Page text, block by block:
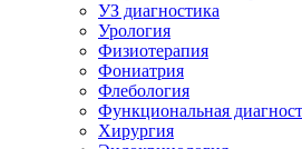
УЗ диагностика
Урология
Физиотерапия
Фониатрия
Флебология
Функциональная
Хирургия